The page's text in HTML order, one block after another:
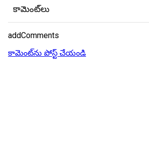
కామెంట్‌లు
addComments
కామెంట్‌ను పోస్ట్ చేయండి